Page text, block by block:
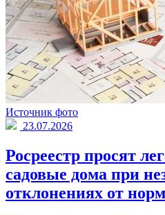
Источник фото
23.07.2026
Росреестр просят
садовые дома при
отклонениях от норм